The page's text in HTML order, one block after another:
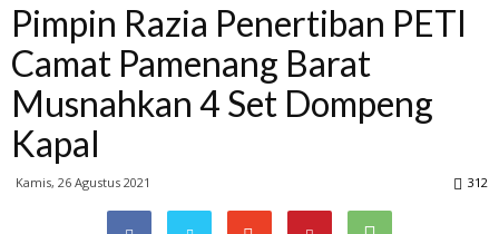
Pimpin Razia Penertiban PETI
Camat Pamenang Barat
Musnahkan 4 Set Dompeng
Kapal
Kamis, 26 Agustus 2021 312